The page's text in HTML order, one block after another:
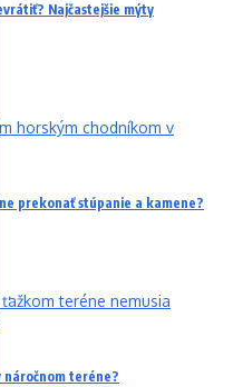
Najčastejšie mýty
prekonať stúpanie a kamene?
teréne?